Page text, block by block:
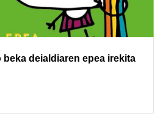
beka deialdiaren epea irekita